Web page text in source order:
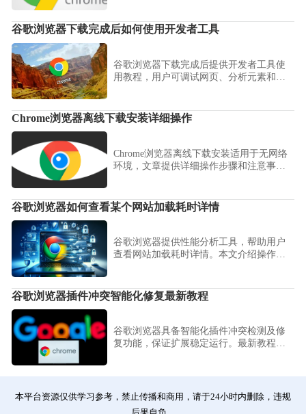
谷歌浏览器下载完成后如何使用开发者工具
谷歌浏览器下载完成后提供开发者工具使
用教程，用户可调试网页、分析元素和网
Chrome浏览器离线下载安装详细操作
Chrome浏览器离线下载安装适用于无网络
环境，文章提供详细操作步骤和注意事
谷歌浏览器如何查看某个网站加载耗时详情
谷歌浏览器提供性能分析工具，帮助用户
查看网站加载耗时详情。本文介绍操作步
谷歌浏览器插件冲突智能化修复最新教程
谷歌浏览器具备智能化插件冲突检测及修
复功能，保证扩展稳定运行。最新教程帮
本平台资源仅供学习参考，禁止传播和商用，请于24小时内删除，违规